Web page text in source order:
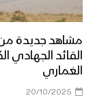
مشاهد جديدة من
القائد الجهادي
الغماري
20/10/2025